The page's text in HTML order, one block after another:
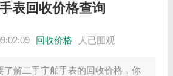
表回收价格查询
回收价格 人已围观
了解二手宇舶手表的回收价格，你